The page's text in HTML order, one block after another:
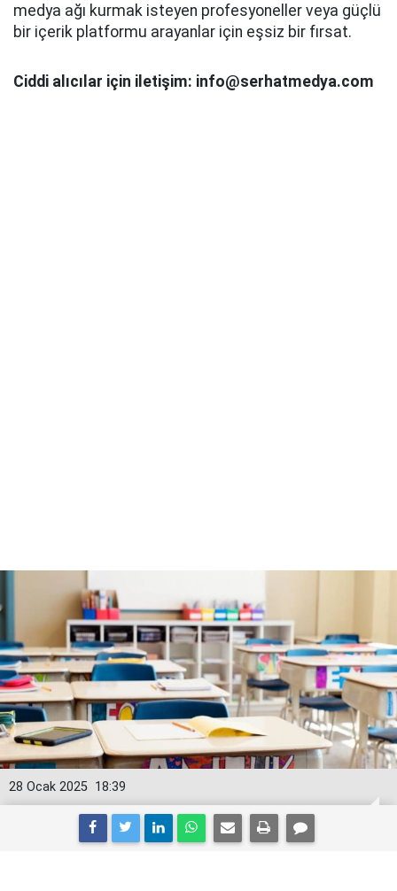
medya ağı kurmak isteyen profesyoneller veya güçlü
bir içerik platformu arayanlar için eşsiz bir fırsat.
Ciddi alıcılar için iletişim: info@serhatmedya.com
18:39
28 Ocak 2025